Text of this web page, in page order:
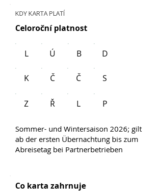
KDY KARTA PLATÍ
Celoroční platnost
L Ú B D
K Č Č S
Z Ř L P
Sommer- und Wintersaison 2026; gilt
ab der ersten Übernachtung bis zum
Abreisetag bei Partnerbetrieben
Co karta zahrnuje